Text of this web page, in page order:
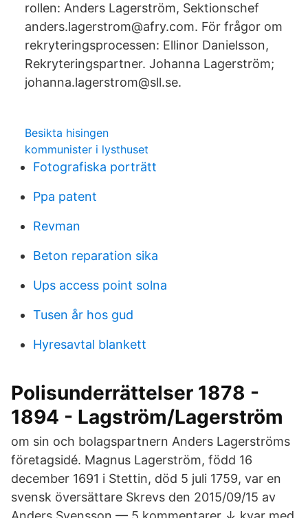
rollen: Anders Lagerström, Sektionschef
anders.lagerstrom@afry.com. För frågor om
rekryteringsprocessen: Ellinor Danielsson,
Rekryteringspartner. Johanna Lagerström;
johanna.lagerstrom@sll.se.
Besikta hisingen
kommunister i lysthuset
Fotografiska porträtt
Ppa patent
Revman
Beton reparation sika
Ups access point solna
Tusen år hos gud
Hyresavtal blankett
Polisunderrättelser 1878 -
1894 - Lagström/Lagerström
om sin och bolagspartnern Anders Lagerströms
företagsidé. Magnus Lagerström, född 16
december 1691 i Stettin, död 5 juli 1759, var en
svensk översättare Skrevs den 2015/09/15 av